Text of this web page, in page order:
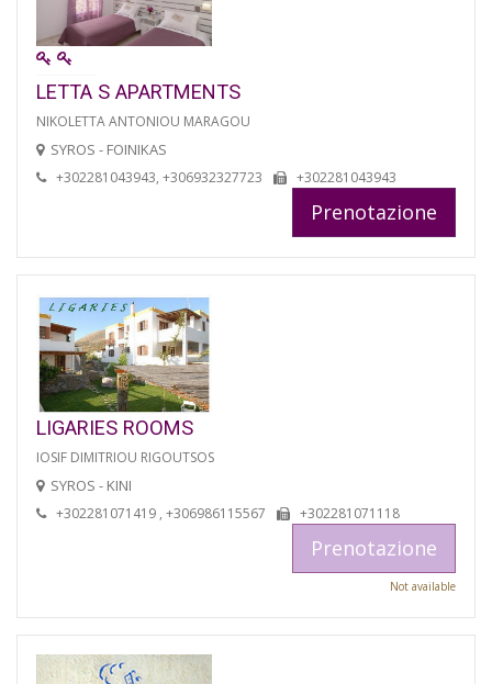
LETTA S APARTMENTS
NIKOLETTA ANTONIOU MARAGOU
SYROS - FOINIKAS
+302281043943, +306932327723 +302281043943
Prenotazione
LIGARIES ROOMS
IOSIF DIMITRIOU RIGOUTSOS
SYROS - KINI
+302281071419 , +306986115567 +302281071118
Prenotazione
Not available